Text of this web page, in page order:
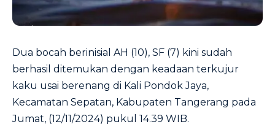
Dua bocah berinisial AH (10), SF (7) kini sudah
berhasil ditemukan dengan keadaan terkujur
kaku usai berenang di Kali Pondok Jaya,
Kecamatan Sepatan, Kabupaten Tangerang pada
Jumat, (12/11/2024) pukul 14.39 WIB.